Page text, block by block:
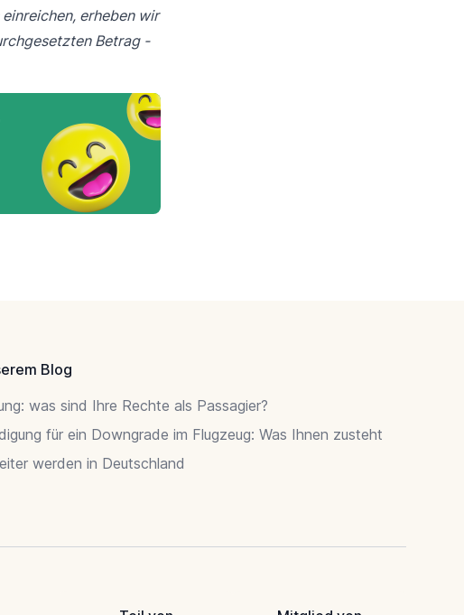
erheben wir
Betrag -
Blog
was sind Ihre Rechte als Passagier?
für ein Downgrade im Flugzeug: Was Ihnen zusteht
werden in Deutschland